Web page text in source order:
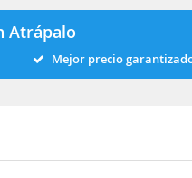
Atrápalo
Mejor precio